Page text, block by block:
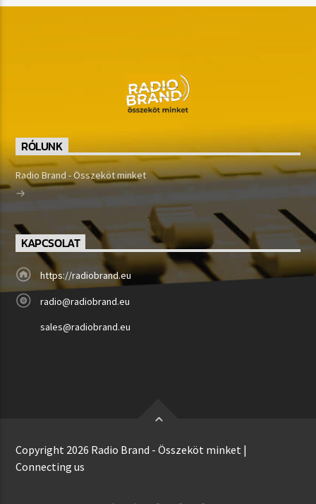
RÓLUNK
Radio Brand - Összeköt minket
KAPCSOLAT
https://radiobrand.eu
radio@radiobrand.eu
sales@radiobrand.eu
Copyright 2026 Radio Brand - Összeköt minket |
Connecting us